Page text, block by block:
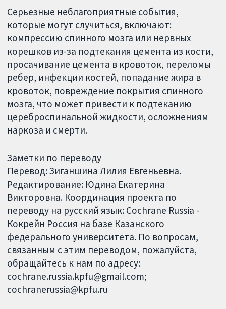
Серьезные неблагоприятные события,
которые могут случиться, включают:
компрессию спинного мозга или нервных
корешков из-за подтекания цемента из кости,
просачивание цемента в кровоток, переломы
ребер, инфекции костей, попадание жира в
кровоток, повреждение покрытия спинного
мозга, что может привести к подтеканию
цереброспинальной жидкости, осложнениям
наркоза и смерти.
Заметки по переводу
Перевод: Зиганшина Лилия Евгеньевна.
Редактирование: Юдина Екатерина
Викторовна. Координация проекта по
переводу на русский язык: Cochrane Russia -
Кокрейн Россия на базе Казанского
федерального университета. По вопросам,
связанным с этим переводом, пожалуйста,
обращайтесь к нам по адресу:
cochrane.russia.kpfu@gmail.com;
cochranerussia@kpfu.ru